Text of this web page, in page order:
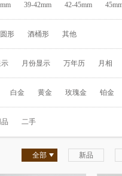
39-42mm 42-45mm
形 酒桶形 其他
月份显示 万年历 月相
白金 黄金 玫瑰金 铂金
二手
全部 新品